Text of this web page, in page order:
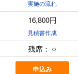
実施の流れ
16,800円
見積書作成
残席： ○
申込み